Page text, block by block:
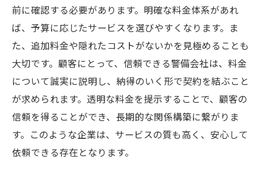
前に確認する必要があります。明確な料金体系があれ
ば、予算に応じたサービスを選びやすくなります。ま
た、追加料金や隠れたコストがないかを見極めることも
大切です。顧客にとって、信頼できる警備会社は、料金
について誠実に説明し、納得のいく形で契約を結ぶこと
が求められます。透明な料金を提示することで、顧客の
信頼を得ることができ、長期的な関係構築に繋がりま
す。このような企業は、サービスの質も高く、安心して
依頼できる存在となります。